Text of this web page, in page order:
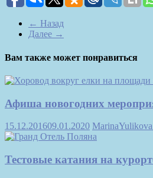
← Назад
Далее →
Вам также может понравиться
Афиша новогодних
15.12.201609.01.2020 MarinaYulikova
Тестовые катания на